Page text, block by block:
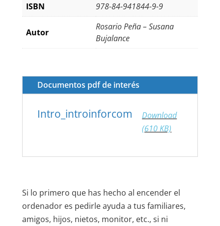
ISBN
978-84-941844-9-9
Autor
Rosario Peña – Susana
Bujalance
Documentos pdf de interés
Intro_introinforcom
Download
(610 KB)
Si lo primero que has hecho al encender el
ordenador es pedirle ayuda a tus familiares,
amigos, hijos, nietos, monitor, etc., si ni